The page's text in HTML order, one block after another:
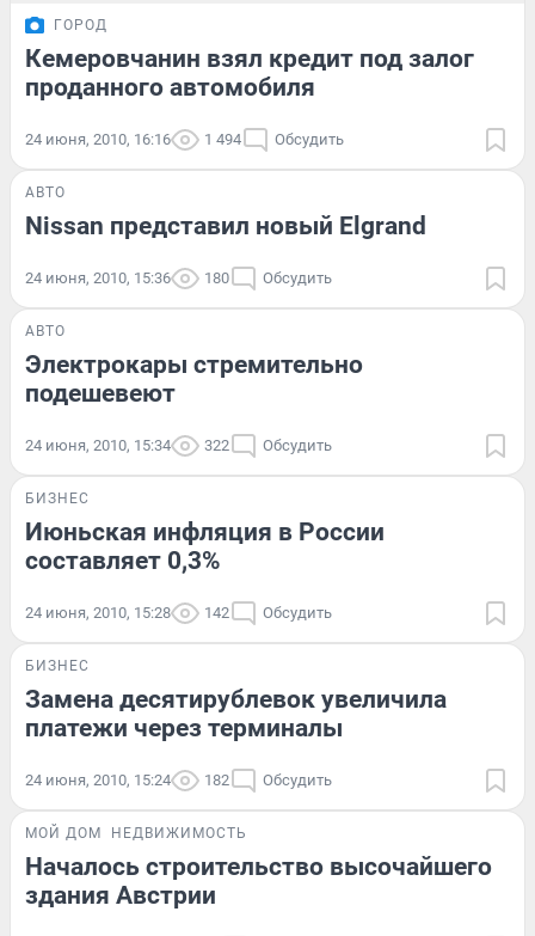
ГОРОД
Кемеровчанин взял кредит под залог
проданного автомобиля
24 июня, 2010, 16:16 1 494 Обсудить
АВТО
Nissan представил новый Elgrand
24 июня, 2010, 15:36 180 Обсудить
АВТО
Электрокары стремительно
подешевеют
24 июня, 2010, 15:34 322 Обсудить
БИЗНЕС
Июньская инфляция в России
составляет 0,3%
24 июня, 2010, 15:28 142 Обсудить
БИЗНЕС
Замена десятирублевок увеличила
платежи через терминалы
24 июня, 2010, 15:24 182 Обсудить
МОЙ ДОМ НЕДВИЖИМОСТЬ
Началось строительство высочайшего
здания Австрии